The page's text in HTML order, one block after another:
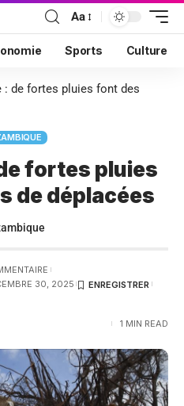
Aa
Sports Culture
: de fortes pluies font des
fortes pluies
de déplacées
30, 2025
1 MIN READ